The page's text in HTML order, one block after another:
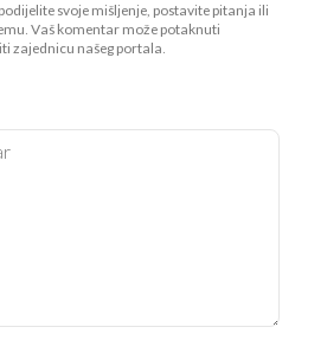
svoje mišljenje, postavite pitanja ili
Vaš komentar može potaknuti
zajednicu našeg portala.